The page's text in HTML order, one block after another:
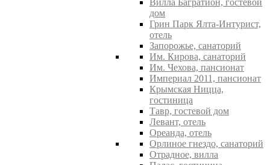
Вилла Багратион, гостевой
дом
Грин Парк Ялта-Интурист,
отель
Запорожье, санаторий
Им. Кирова, санаторий
Им. Чехова, пансионат
Империал 2011, пансионат
Крымская Ницца,
гостиница
Тавр, гостевой дом
Левант, отель
Ореанда, отель
Орлиное гнездо, санаторий
Отрадное, вилла